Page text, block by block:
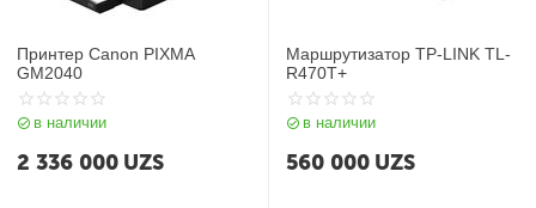
Принтер Canon PIXMA
GM2040
в наличии
2 336 000 UZS
Маршрутизатор TP-LINK TL-
R470T+
в наличии
560 000 UZS